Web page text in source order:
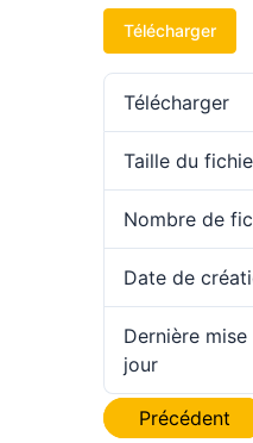
Télécharger
Télécharger
Taille du
Nombre de
Date de
Dernière mise
jour
Navigation
Précédent